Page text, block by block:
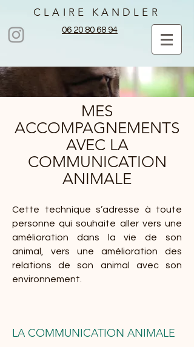
CLAIRE KANDLER
06 20 80 68 94
MES
ACCOMPAGNEMENTS
AVEC LA
COMMUNICATION
ANIMALE
Cette technique s’adresse à toute
personne qui souhaite aller vers une
amélioration dans la vie de son
animal, vers une amélioration des
relations de son animal avec son
environnement.
LA COMMUNICATION ANIMALE